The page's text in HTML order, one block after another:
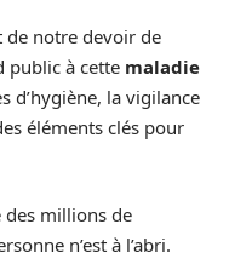
de notre devoir de
public à cette maladie
d’hygiène, la vigilance
éléments clés pour
des millions de
n’est à l’abri.